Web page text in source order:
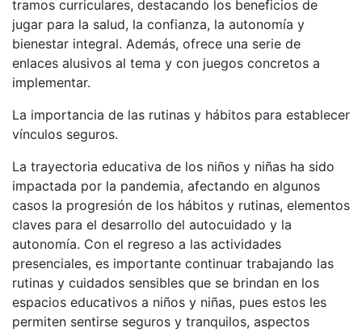
tramos curriculares, destacando los beneficios de
jugar para la salud, la confianza, la autonomía y
bienestar integral. Además, ofrece una serie de
enlaces alusivos al tema y con juegos concretos a
implementar.
La importancia de las rutinas y hábitos para establecer
vínculos seguros.
La trayectoria educativa de los niños y niñas ha sido
impactada por la pandemia, afectando en algunos
casos la progresión de los hábitos y rutinas, elementos
claves para el desarrollo del autocuidado y la
autonomía. Con el regreso a las actividades
presenciales, es importante continuar trabajando las
rutinas y cuidados sensibles que se brindan en los
espacios educativos a niños y niñas, pues estos les
permiten sentirse seguros y tranquilos, aspectos